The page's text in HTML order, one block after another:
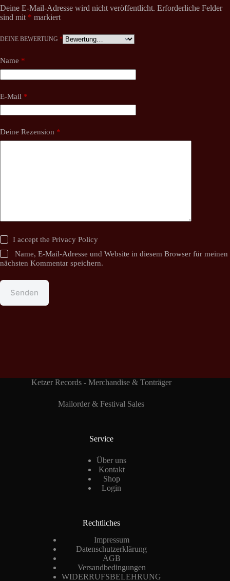
Deine E-Mail-Adresse wird nicht veröffentlicht. Erforderliche Felder
sind mit * markiert
DEINE BEWERTUNG *
Name *
E-Mail *
Deine Rezension *
I accept thePrivacy Policy
Name, E-Mail-Adresse und Website in diesem Browser für meinen
nächsten Kommentar speichern.
Senden
Ketzer Records - Merchandise & Tonträger
Mailorder & Festival Sales
Service
Über uns
Kontakt
Shop
Login
Rechtliches
Impressum
Datenschutzerklärung
AGB
Versandbedingungen
WIDERRUFSBELEHRUNG